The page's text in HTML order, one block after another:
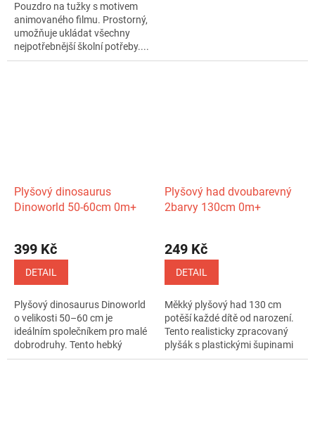
Pouzdro na tužky s motivem
animovaného filmu. Prostorný,
umožňuje ukládat všechny
nejpotřebnější školní potřeby....
Plyšový dinosaurus
Dinoworld 50-60cm 0m+
399 Kč
DETAIL
Plyšový dinosaurus Dinoworld
o velikosti 50–60 cm je
ideálním společníkem pro malé
dobrodruhy. Tento hebký
plyšák s...
Plyšový had dvoubarevný
2barvy 130cm 0m+
249 Kč
DETAIL
Měkký plyšový had 130 cm
potěší každé dítě od narození.
Tento realisticky zpracovaný
plyšák s plastickými šupinami
je...